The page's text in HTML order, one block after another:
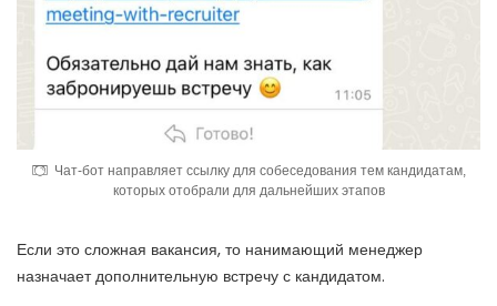
Чат-бот направляет ссылку для собеседования тем кандидатам,
которых отобрали для дальнейших этапов
Если это сложная вакансия, то нанимающий менеджер
назначает дополнительную встречу с кандидатом.